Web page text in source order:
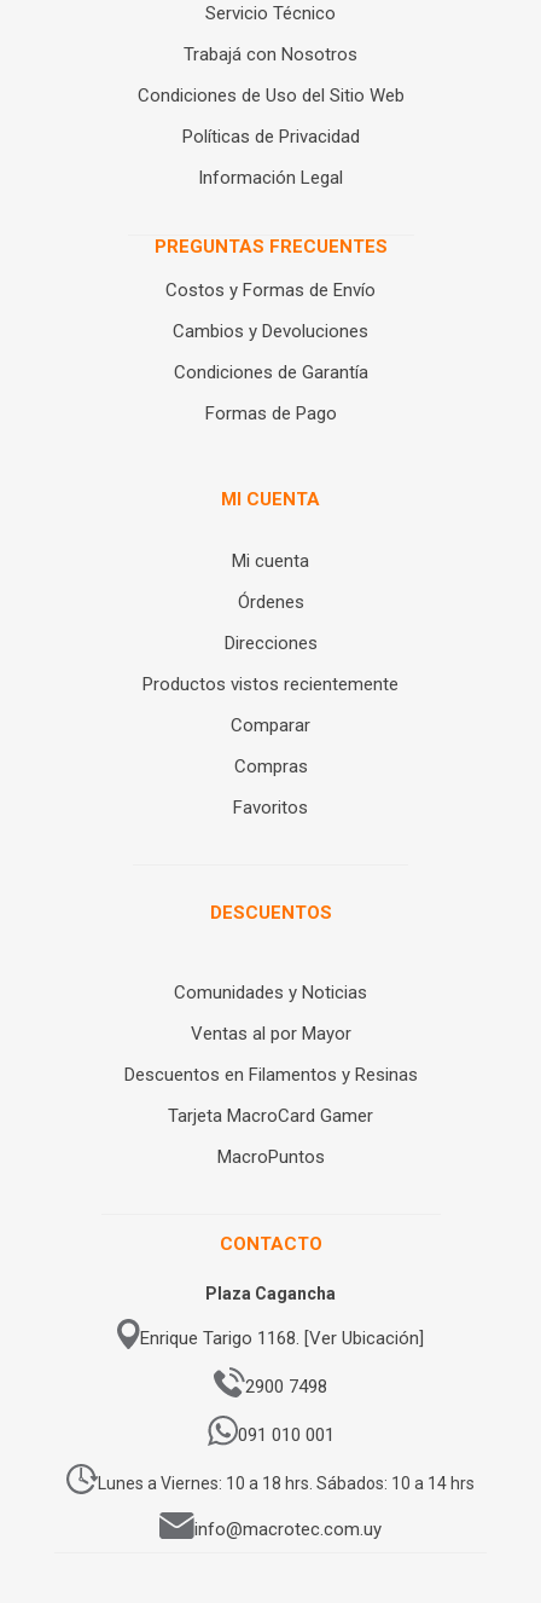
Servicio Técnico
Trabajá con Nosotros
Condiciones de Uso del Sitio Web
Políticas de Privacidad
Información Legal
PREGUNTAS FRECUENTES
Costos y Formas de Envío
Cambios y Devoluciones
Condiciones de Garantía
Formas de Pago
MI CUENTA
Mi cuenta
Órdenes
Direcciones
Productos vistos recientemente
Comparar
Compras
Favoritos
DESCUENTOS
Comunidades y Noticias
Ventas al por Mayor
Descuentos en Filamentos y Resinas
Tarjeta MacroCard Gamer
MacroPuntos
CONTACTO
Plaza Cagancha
Enrique Tarigo 1168. [Ver Ubicación]
2900 7498
091 010 001
Lunes a Viernes: 10 a 18 hrs. Sábados: 10 a 14 hrs
info@macrotec.com.uy